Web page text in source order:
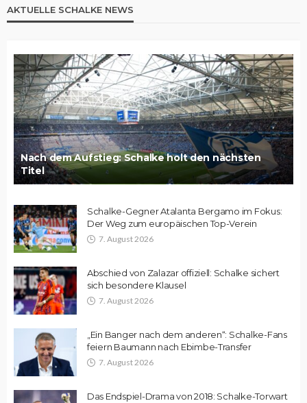
AKTUELLE SCHALKE NEWS
Nach dem Aufstieg: Schalke holt den nächsten
Titel
Schalke-Gegner Atalanta Bergamo im Fokus:
Der Weg zum europäischen Top-Verein
7. August 2026
Abschied von Zalazar offiziell: Schalke sichert
sich besondere Klausel
7. August 2026
„Ein Banger nach dem anderen“: Schalke-Fans
feiern Baumann nach Ebimbe-Transfer
7. August 2026
Das Endspiel-Drama von 2018: Schalke-Torwart